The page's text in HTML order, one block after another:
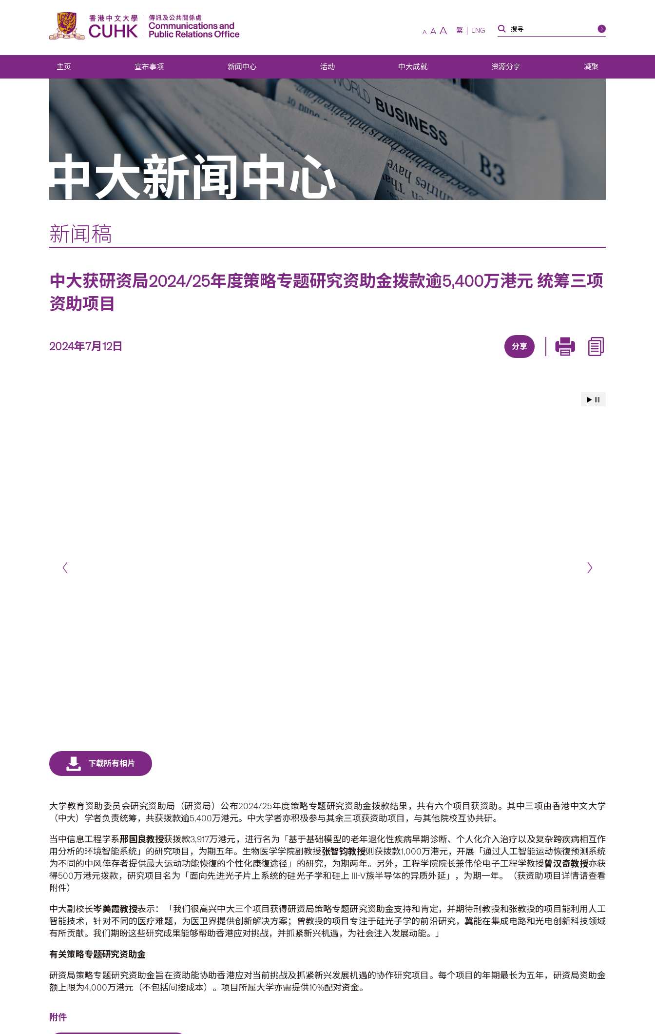
A A A 繁 ENG
主页 宣布事项 新闻中心 活动 中大成就 资源分享 凝聚
中大新闻中心
新闻稿
中大获研资局2024/25年度策略专题研究资助金拨款逾5,400万港元 统筹三项
资助项目
2024年7月12日 分享
大学教育资助委员会研究资助局（研资局）公布2024/25年度策略专题研究资助金拨款结果，共有六个项目获资助。其中三项由香港中文大学
（中大）学者负责统筹，共获拨款逾5,400万港元。中大学者亦积极参与其余三项获资助项目，与其他院校互协共研。
当中信息工程学系邢国良教授获拨款3,917万港元，进行名为「基于基础模型的老年退化性疾病早期诊断、个人化介入治疗以及复杂跨疾病相互作
用分析的环境智能系统」的研究项目，为期五年。生物医学学院副教授张智钧教授则获拨款1,000万港元，开展「通过人工智能运动恢復预测系统
为不同的中风倖存者提供最大运动功能恢復的个性化康復途径」的研究，为期两年。另外，工程学院院长兼伟伦电子工程学教授曾汉奇教授亦获
得500万港元拨款，研究项目名为「面向先进光子片上系统的硅光子学和硅上 III-V族半导体的异质外延」，为期一年。（获资助项目详情请查看
附件）
中大副校长岑美霞教授表示：「我们很高兴中大三个项目获得研资局策略专题研究资助金支持和肯定，并期待刑教授和张教授的项目能利用人工
智能技术，针对不同的医疗难题，为医卫界提供创新解决方案；曾教授的项目专注于硅光子学的前沿研究，冀能在集成电路和光电创新科技领域
有所贡献。我们期盼这些研究成果能够帮助香港应对挑战，并抓紧新兴机遇，为社会注入发展动能。」
有关策略专题研究资助金
研资局策略专题研究资助金旨在资助能协助香港应对当前挑战及抓紧新兴发展机遇的协作研究项目。每个项目的年期最长为五年，研资局资助金
额上限为4,000万港元（不包括间接成本）。项目所属大学亦需提供10%配对资金。
附件